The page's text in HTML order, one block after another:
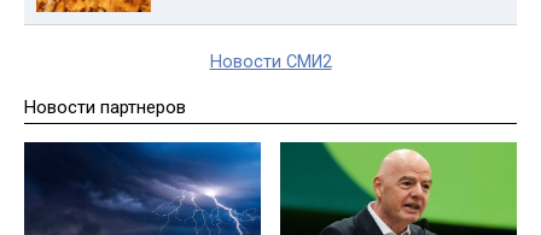
Новости СМИ2
Новости партнеров